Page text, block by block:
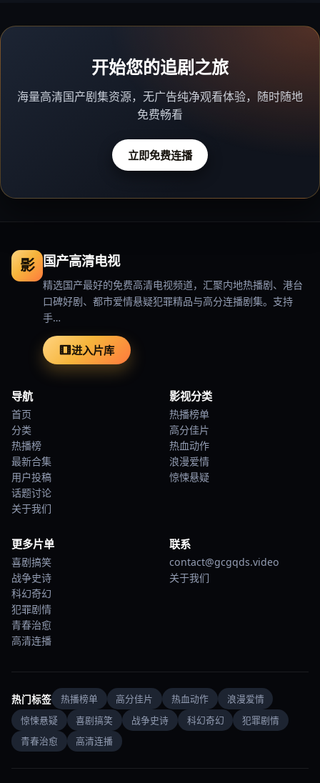
开始您的追剧之旅
海量高清国产剧集资源，无广告纯净观看体验，随时随地
免费畅看
立即免费连播
影 国产高清电视
精选国产最好的免费高清电视频道，汇聚内地热播剧、港台
口碑好剧、都市爱情悬疑犯罪精品与高分连播剧集。支持
手…
进入片库
导航
首页
分类
热播榜
最新合集
用户投稿
话题讨论
关于我们
影视分类
热播榜单
高分佳片
热血动作
浪漫爱情
惊悚悬疑
更多片单
喜剧搞笑
战争史诗
科幻奇幻
犯罪剧情
青春治愈
高清连播
联系
contact@gcgqds.video
关于我们
热门标签 热播榜单 高分佳片 热血动作
浪漫爱情
惊悚悬疑
喜剧搞笑 战争史诗 科幻奇幻
犯罪剧情
青春治愈
高清连播